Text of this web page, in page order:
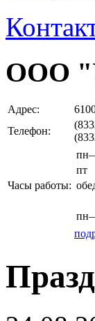
ООО
Адрес:
Телефон:
Часы работы:
пт